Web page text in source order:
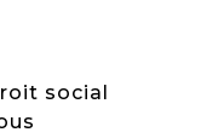
social